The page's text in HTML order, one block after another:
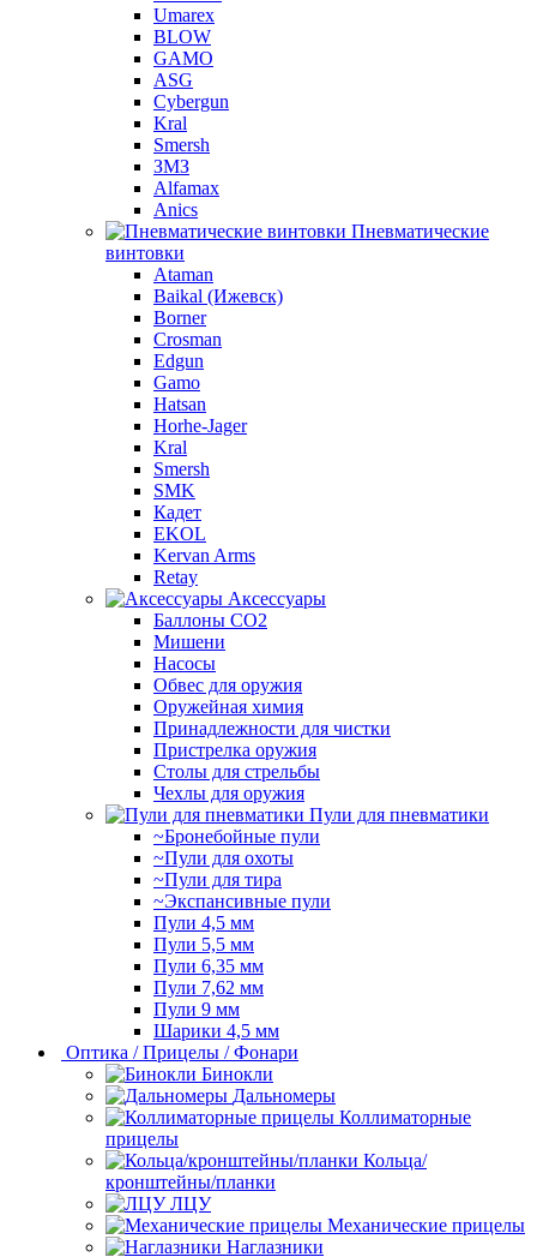
Umarex
BLOW
GAMO
ASG
Cybergun
Kral
Smersh
ЗМЗ
Alfamax
Anics
Пневматические
винтовки
Ataman
Baikal (Ижевск)
Borner
Crosman
Edgun
Gamo
Hatsan
Horhe-Jager
Kral
Smersh
SMK
Кадет
EKOL
Kervan Arms
Retay
Аксессуары
Баллоны СО2
Мишени
Насосы
Обвес для оружия
Оружейная химия
Принадлежности для чистки
Пристрелка оружия
Столы для стрельбы
Чехлы для оружия
Пули для пневматики
~Бронебойные пули
~Пули для охоты
~Пули для тира
~Экспансивные пули
Пули 4,5 мм
Пули 5,5 мм
Пули 6,35 мм
Пули 7,62 мм
Пули 9 мм
Шарики 4,5 мм
Оптика / Прицелы / Фонари
Бинокли
Дальномеры
Коллиматорные
прицелы
Кольца/
кронштейны/планки
ЛЦУ
Механические прицелы
Наглазники